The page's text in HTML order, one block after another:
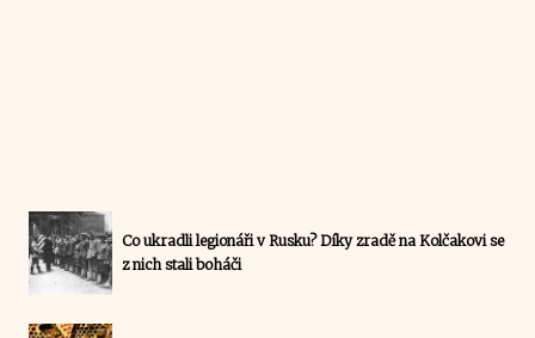
Co ukradli legionáři v Rusku? Díky zradě na Kolčakovi se
z nich stali boháči